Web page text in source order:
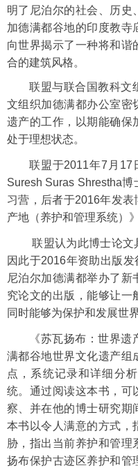
明了尼泊尔的社会、历史
加德满都谷地的印度教寺
向世界揭示了一种将和谐
合的建筑风格。
联盟与联合国教科文
文组织加德满都办公室密
遗产的工作，以期能确保
处于理想状态。
联盟于2011年7 月 17
Suresh Suras Shrestha博
习营，后者于2016年发表
产地（养护和管理系统）》
联盟认为此博士论文
因此于2016年资助出版发
尼泊尔加德满都举办了
究论文的出版，能够让一
同时能够为保护和发展世
《苏瓦扬布：世界
满都谷地世界文化遗产组
点，系统记录和详细分
统。通过阅读这本书，可
察、并在他的博士研究期
本书以令人满意的方式，
胁，指出当前养护和管理
扬布保护古迹区养护和管